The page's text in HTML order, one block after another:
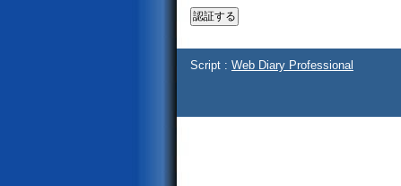
Script : Web Diary Professional